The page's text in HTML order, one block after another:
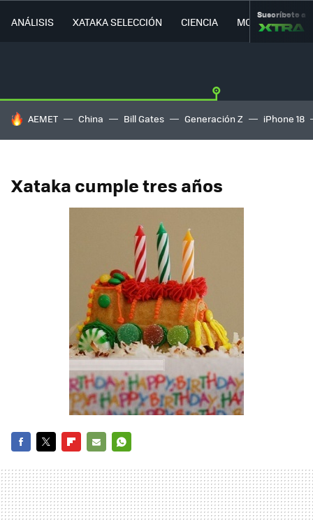
ANÁLISIS XATAKA SELECCIÓN CIENCIA MOVILIDAD
Suscríbete a
HOY SE HABLA DE
AEMET China Bill Gates Generación Z iPhone 18
Xataka cumple tres años
MAIL